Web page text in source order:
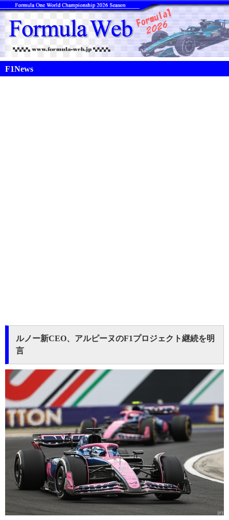
F1News
ルノー新CEO、アルピーヌのF1プロジェクト継続を明
言